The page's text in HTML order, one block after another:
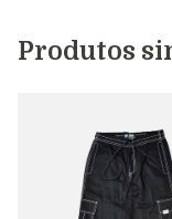
Produtos